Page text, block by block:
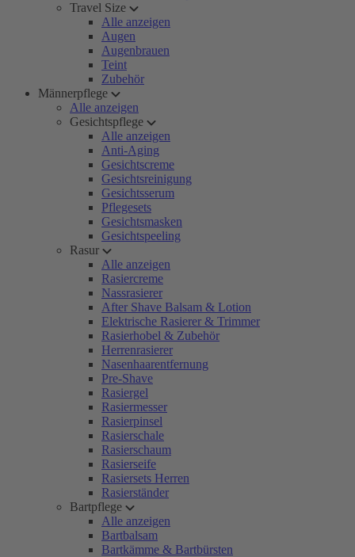
Travel Size
Alle anzeigen
Augen
Augenbrauen
Teint
Zubehör
Männerpflege
Alle anzeigen
Gesichtspflege
Alle anzeigen
Anti-Aging
Gesichtscreme
Gesichtsreinigung
Gesichtsserum
Pflegesets
Gesichtsmasken
Gesichtspeeling
Rasur
Alle anzeigen
Rasiercreme
Nassrasierer
After Shave Balsam & Lotion
Elektrische Rasierer & Trimmer
Rasierhobel & Zubehör
Herrenrasierer
Nasenhaarentfernung
Pre-Shave
Rasiergel
Rasiermesser
Rasierpinsel
Rasierschale
Rasierschaum
Rasierseife
Rasiersets Herren
Rasierständer
Bartpflege
Alle anzeigen
Bartbalsam
Bartkämme & Bartbürsten